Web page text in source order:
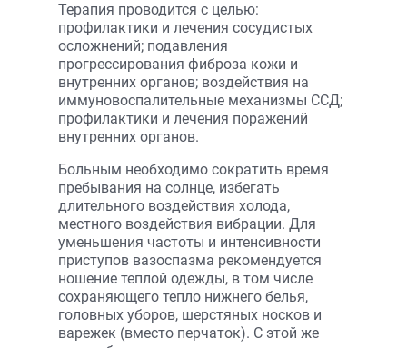
Терапия проводится с целью:
профилактики и лечения сосудистых
осложнений; подавления
прогрессирования фиброза кожи и
внутренних органов; воздействия на
иммуновоспалительные механизмы ССД;
профилактики и лечения поражений
внутренних органов.
Больным необходимо сократить время
пребывания на солнце, избегать
длительного воздействия холода,
местного воздействия вибрации. Для
уменьшения частоты и интенсивности
приступов вазоспазма рекомендуется
ношение теплой одежды, в том числе
сохраняющего тепло нижнего белья,
головных уборов, шерстяных носков и
варежек (вместо перчаток). С этой же